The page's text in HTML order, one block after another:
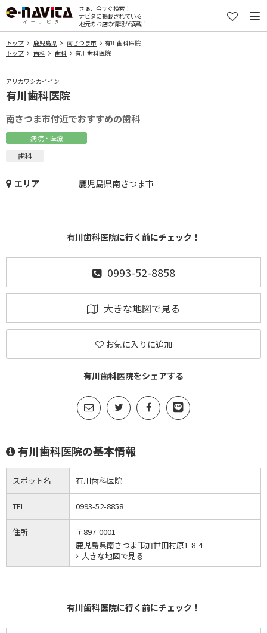
さぁ、今すぐ検索！
ナビタに掲載されている
地元のお店の情報が満載！
トップ 鹿児島県 南さつま市
有川歯科医院
トップ
歯科 歯科 有川歯科医院
アリカワシカイイン
有川歯科医院
南さつま市付近でおすすめの歯科
病院・医療
歯科
エリア 鹿児島県南さつま市
有川歯科医院に行く前にチェック！
0993-52-8858
大きな地図で見る
お気に入りに追加
有川歯科医院をシェアする
有川歯科医院の基本情報
スポット名 有川歯科医院
TEL 0993-52-8858
住所
〒897-0001
鹿児島県南さつま市加世田村原1-8-4
大きな地図で見る
有川歯科医院に行く前にチェック！